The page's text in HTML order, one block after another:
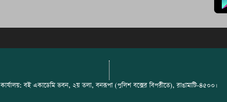
কার্যালয়: বই একাডেমি ভবন, ২য় তলা, বনরূপা (পুলিশ বক্সের বিপরীতে), রাঙামাটি-৪৫০০।